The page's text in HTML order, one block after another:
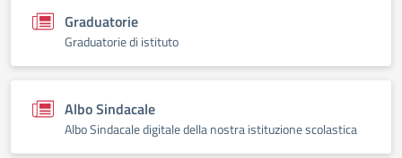
Graduatorie
Graduatorie di istituto
Albo Sindacale
Albo Sindacale digitale della nostra istituzione scolastica